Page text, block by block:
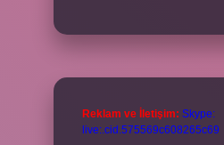
Reklam ve İletişim: Skype:
live:.cid.575569c608265c69